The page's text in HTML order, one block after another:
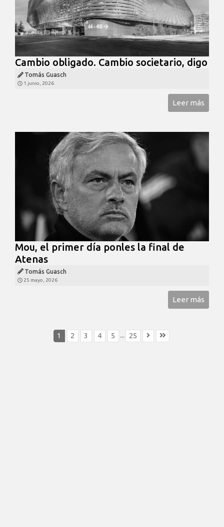
Cambio obligado. Cambio societario, digo
Tomás Guasch
1 junio, 2026
Leer más
Mou, el primer día ponles la final de
Atenas
Tomás Guasch
25 mayo, 2026
Leer más
1 2 3 4 5 25